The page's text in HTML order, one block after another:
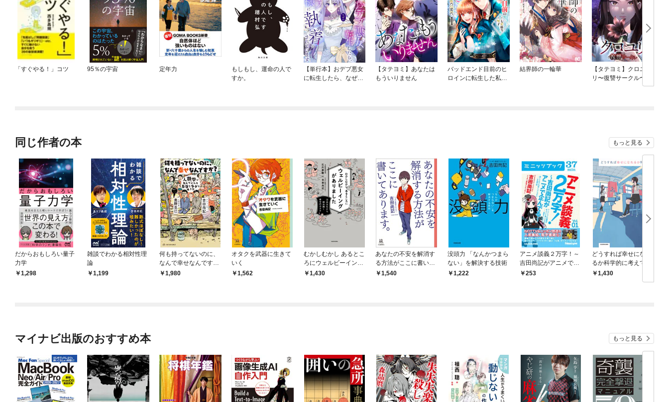
「すぐやる！」コツ 95％の宇宙 定年力
もしもし、運命の人で
すか。
【単行本】おデブ悪女
に転生したら、なぜか
【タテヨミ】あなたは
もういりません
バッドエンド目前のヒ
ロインに転生した私、
結界師の一輪華
【タテヨミ】クロユ
リ〜復讐サークル〜
同じ作者の本 もっと見る
だからおもしろい量子
力学
1,298
雑談でわかる相対性理
論
1,199
何も持ってないのに、
なんで幸せなんです
か？1,980
オタクを武器に生きて
いく
1,562
むかしむかし あるとこ
ろにウェルビーイング
がありました 日本文
1,430
あなたの不安を解消す
る方法がここに書いて
あります。
1,540
没頭力 「なんかつまら
ない」を解決する技術
1,222
アニメ談義２万字！～
吉田尚記がアニメで企
んでる～Ｖoｌ．1
253
どうすれば幸せになれ
るか科学的に考えてみ
た1,430
マイナビ出版のおすすめ本 もっと見る